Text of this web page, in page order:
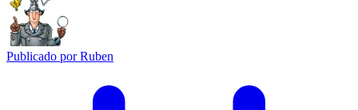
Publicado porRuben